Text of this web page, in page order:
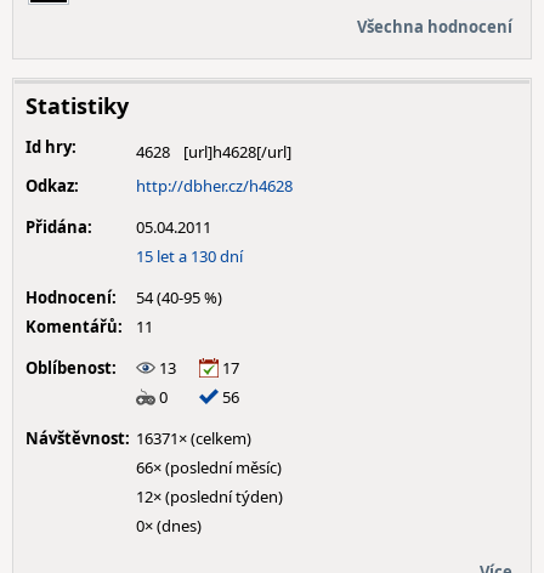
Všechna hodnocení
Statistiky
Id hry:
4628
Odkaz:
http://dbher.cz/h4628
Přidána:
05.04.2011
15 let a 130 dní
Hodnocení:
54 (40-95 %)
Komentářů:
11
Oblíbenost:
13
17
0
56
Návštěvnost: 16371× (celkem)
66× (poslední měsíc)
12× (poslední týden)
0× (dnes)